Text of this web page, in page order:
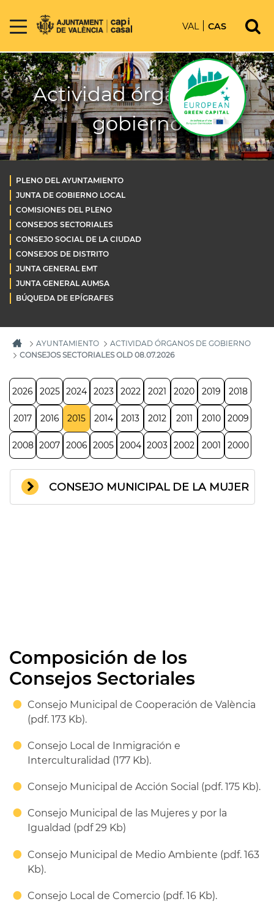
VAL CAS
Actividad órganos de
gobierno
PLENO DEL AYUNTAMIENTO
JUNTA DE GOBIERNO LOCAL
COMISIONES DEL PLENO
CONSEJOS SECTORIALES
CONSEJO SOCIAL DE LA CIUDAD
CONSEJOS DE DISTRITO
JUNTA GENERAL EMT
JUNTA GENERAL AUMSA
BÚQUEDA DE EPÍGRAFES
AYUNTAMIENTO
ACTIVIDAD ÓRGANOS DE GOBIERNO
CONSEJOS SECTORIALES OLD 08.07.2026
2026 2025 2024 2023 2022 2021 2020 2019 2018
2017 2016 2015 2014 2013 2012 2011 2010 2009
2008 2007 2006 2005 2004 2003 2002 2001 2000
CONSEJO MUNICIPAL DE LA MUJER
Composición de los
Consejos Sectoriales
Consejo Municipal de Cooperación de València
(pdf. 173 Kb).
Consejo Local de Inmigración e
Interculturalidad (177 Kb).
Consejo Municipal de Acción Social (pdf. 175 Kb).
Consejo Municipal de las Mujeres y por la
Igualdad (pdf 29 Kb)
Consejo Municipal de Medio Ambiente (pdf. 163
Kb).
Consejo Local de Comercio (pdf. 16 Kb).